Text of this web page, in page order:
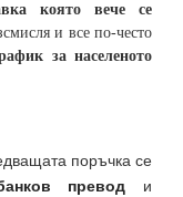
която вече се
и все по-често
за населеното
поръчка се
превод и